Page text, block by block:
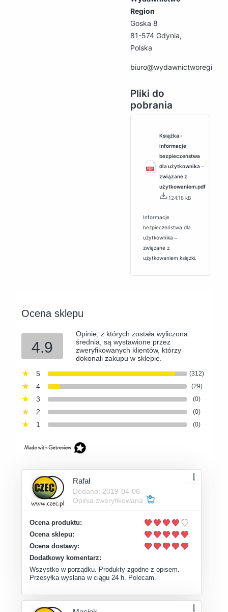
Region
Goska 8
81-574 Gdynia,
Polska
biuro@wydawnictworegion.pl
Pliki do
pobrania
Książka -
informacje
bezpieczeństwa
dla użytkownika ‒
związane z
użytkowaniem.pdf
124.18 kB
Informacje
bezpieczeństwa dla
użytkownika ‒
związane z
użytkowaniem książki.
Ocena sklepu
4.9
Opinie, z których została wyliczona
średnia, są wystawione przez
zweryfikowanych klientów, którzy
dokonali zakupu w sklepie.
5
(312)
4 (29)
3 (0)
2 (0)
1 (0)
Rafał
Dodano: 2019-04-06
Opinia zweryfikowana
Ocena produktu:
Ocena sklepu:
Ocena dostawy:
Dodatkowy komentarz:
Wszystko w porządku. Produkty zgodne z opisem.
Przesyłka wysłana w ciągu 24 h. Polecam.